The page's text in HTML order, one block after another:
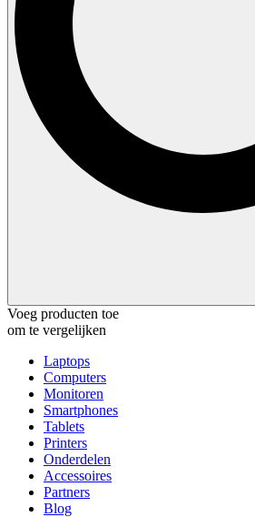
Voeg producten toe
om te vergelijken
Laptops
Computers
Monitoren
Smartphones
Tablets
Printers
Onderdelen
Accessoires
Partners
Blog